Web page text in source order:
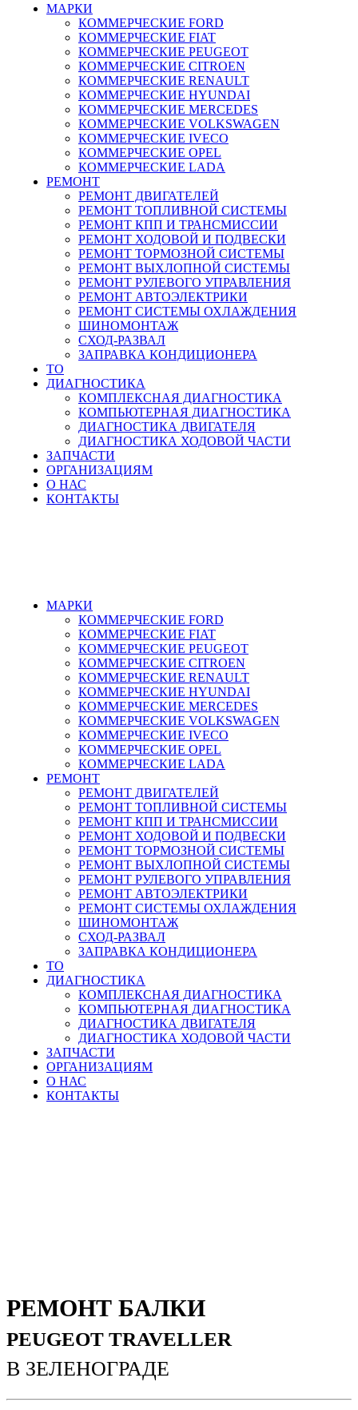
МАРКИ
КОММЕРЧЕСКИЕ FORD
КОММЕРЧЕСКИЕ FIAT
КОММЕРЧЕСКИЕ PEUGEOT
КОММЕРЧЕСКИЕ CITROEN
КОММЕРЧЕСКИЕ RENAULT
КОММЕРЧЕСКИЕ HYUNDAI
КОММЕРЧЕСКИЕ MERCEDES
КОММЕРЧЕСКИЕ VOLKSWAGEN
КОММЕРЧЕСКИЕ IVECO
КОММЕРЧЕСКИЕ OPEL
КОММЕРЧЕСКИЕ LADA
РЕМОНТ
РЕМОНТ ДВИГАТЕЛЕЙ
РЕМОНТ ТОПЛИВНОЙ СИСТЕМЫ
РЕМОНТ КПП И ТРАНСМИССИИ
РЕМОНТ ХОДОВОЙ И ПОДВЕСКИ
РЕМОНТ ТОРМОЗНОЙ СИСТЕМЫ
РЕМОНТ ВЫХЛОПНОЙ СИСТЕМЫ
РЕМОНТ РУЛЕВОГО УПРАВЛЕНИЯ
РЕМОНТ АВТОЭЛЕКТРИКИ
РЕМОНТ СИСТЕМЫ ОХЛАЖДЕНИЯ
ШИНОМОНТАЖ
СХОД-РАЗВАЛ
ЗАПРАВКА КОНДИЦИОНЕРА
ТО
ДИАГНОСТИКА
КОМПЛЕКСНАЯ ДИАГНОСТИКА
КОМПЬЮТЕРНАЯ ДИАГНОСТИКА
ДИАГНОСТИКА ДВИГАТЕЛЯ
ДИАГНОСТИКА ХОДОВОЙ ЧАСТИ
ЗАПЧАСТИ
ОРГАНИЗАЦИЯМ
О НАС
КОНТАКТЫ
МАРКИ
КОММЕРЧЕСКИЕ FORD
КОММЕРЧЕСКИЕ FIAT
КОММЕРЧЕСКИЕ PEUGEOT
КОММЕРЧЕСКИЕ CITROEN
КОММЕРЧЕСКИЕ RENAULT
КОММЕРЧЕСКИЕ HYUNDAI
КОММЕРЧЕСКИЕ MERCEDES
КОММЕРЧЕСКИЕ VOLKSWAGEN
КОММЕРЧЕСКИЕ IVECO
КОММЕРЧЕСКИЕ OPEL
КОММЕРЧЕСКИЕ LADA
РЕМОНТ
РЕМОНТ ДВИГАТЕЛЕЙ
РЕМОНТ ТОПЛИВНОЙ СИСТЕМЫ
РЕМОНТ КПП И ТРАНСМИССИИ
РЕМОНТ ХОДОВОЙ И ПОДВЕСКИ
РЕМОНТ ТОРМОЗНОЙ СИСТЕМЫ
РЕМОНТ ВЫХЛОПНОЙ СИСТЕМЫ
РЕМОНТ РУЛЕВОГО УПРАВЛЕНИЯ
РЕМОНТ АВТОЭЛЕКТРИКИ
РЕМОНТ СИСТЕМЫ ОХЛАЖДЕНИЯ
ШИНОМОНТАЖ
СХОД-РАЗВАЛ
ЗАПРАВКА КОНДИЦИОНЕРА
ТО
ДИАГНОСТИКА
КОМПЛЕКСНАЯ ДИАГНОСТИКА
КОМПЬЮТЕРНАЯ ДИАГНОСТИКА
ДИАГНОСТИКА ДВИГАТЕЛЯ
ДИАГНОСТИКА ХОДОВОЙ ЧАСТИ
ЗАПЧАСТИ
ОРГАНИЗАЦИЯМ
О НАС
КОНТАКТЫ
РЕМОНТ БАЛКИ
PEUGEOT TRAVELLER
В ЗЕЛЕНОГРАДЕ